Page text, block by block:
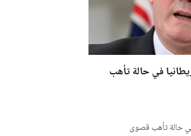
في حالة تأهب
حالة تأهب قصوى